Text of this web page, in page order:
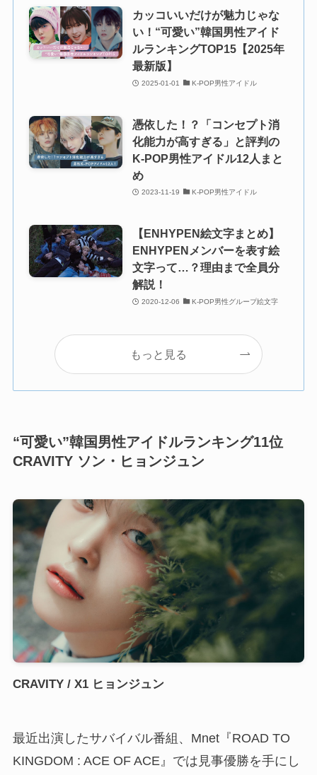
カッコいいだけが魅力じゃな
い！“可愛い”韓国男性アイド
ルランキングTOP15【2025年
最新版】
2025-01-01 K-POP男性アイドル
憑依した！？「コンセプト消
化能力が高すぎる」と評判の
K-POP男性アイドル12人まと
め
2023-11-19 K-POP男性アイドル
【ENHYPEN絵文字まとめ】
ENHYPENメンバーを表す絵
文字って…？理由まで全員分
解説！
2020-12-06 K-POP男性グループ絵文字
もっと見る
“可愛い”韓国男性アイドルランキング11位
CRAVITY ソン・ヒョンジュン
CRAVITY / X1 ヒョンジュン
最近出演したサバイバル番組、Mnet『ROAD TO
KINGDOM : ACE OF ACE』では見事優勝を手にし